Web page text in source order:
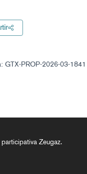
GTX-PROP-2026-03-1841
Zeugaz.